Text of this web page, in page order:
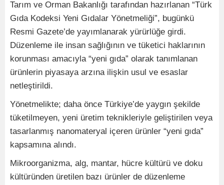
Tarım ve Orman Bakanlığı tarafından hazırlanan “Türk
Gıda Kodeksi Yeni Gıdalar Yönetmeliği”, bugünkü
Resmi Gazete’de yayımlanarak yürürlüğe girdi.
Düzenleme ile insan sağlığının ve tüketici haklarının
korunması amacıyla “yeni gıda” olarak tanımlanan
ürünlerin piyasaya arzına ilişkin usul ve esaslar
netleştirildi.
Yönetmelikte; daha önce Türkiye’de yaygın şekilde
tüketilmeyen, yeni üretim teknikleriyle geliştirilen veya
tasarlanmış nanomateryal içeren ürünler “yeni gıda”
kapsamına alındı.
Mikroorganizma, alg, mantar, hücre kültürü ve doku
kültüründen üretilen bazı ürünler de düzenleme